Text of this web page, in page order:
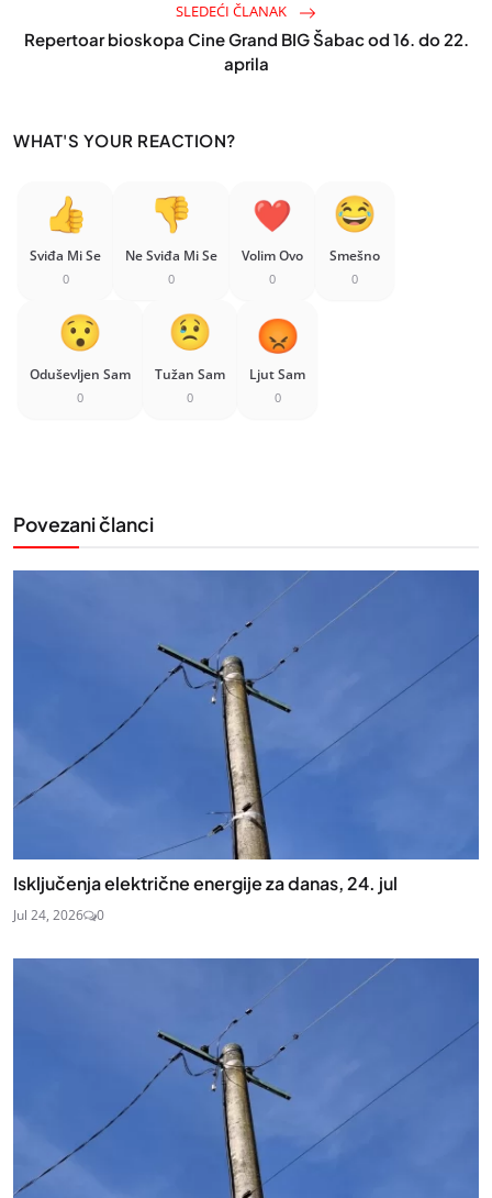
SLEDEĆI ČLANAK
Repertoar bioskopa Cine Grand BIG Šabac od 16. do 22.
aprila
WHAT'S YOUR REACTION?
Sviđa Mi Se
0
Ne Sviđa Mi Se
0
Volim Ovo
0
Smešno
0
Oduševljen Sam
0
Tužan Sam
0
Ljut Sam
0
Povezani članci
Isključenja električne energije za danas, 24. jul
Jul 24, 2026 0